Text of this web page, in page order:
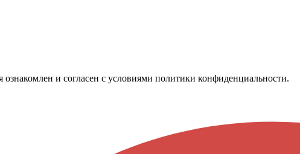
и согласен с условиями политики конфиденциальности.